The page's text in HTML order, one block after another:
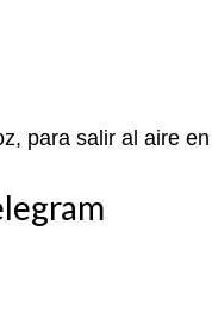
para salir al aire